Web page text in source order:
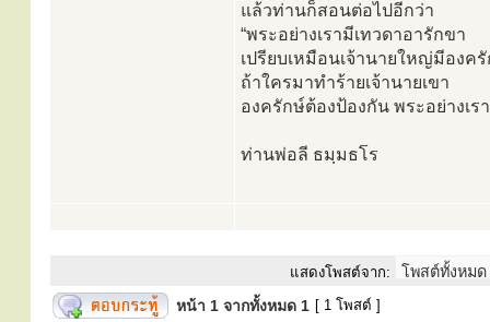
แล้วท่านก็สอนต่อไปอีกว่า
“พระอย่างเรามีเทวดาอารักขา
เปรียบเหมือนเจ้านายใหญ่มีองค
ถ้าใครมาทำร้ายเจ้านายเขา
องครักษ์ต้องป้องกัน พระอย่างเร
ท่านพ่อลี ธมฺมธโร
แสดงโพสต์จาก:
หน้า 1 จากทั้งหมด 1 [ 1 โพสต์ ]